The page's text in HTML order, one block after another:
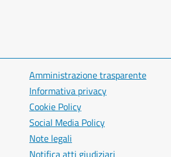
Amministrazione trasparente
Informativa privacy
Cookie Policy
Social Media Policy
Note legali